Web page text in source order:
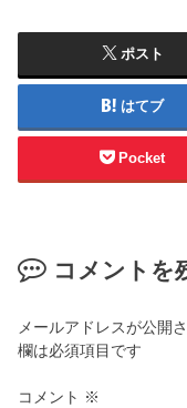
ポスト
はてブ
Pocket
コメントを
メールアドレスが公開
欄は必須項目です
コメント ※